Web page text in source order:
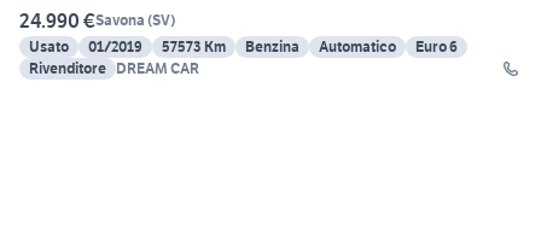
24.990 €Savona (SV)
Usato
01/2019 57573 Km Benzina Automatico
Euro 6
Rivenditore DREAM CAR